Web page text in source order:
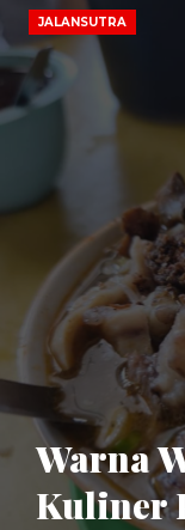
JALANSUTRA
Warna
Kuliner